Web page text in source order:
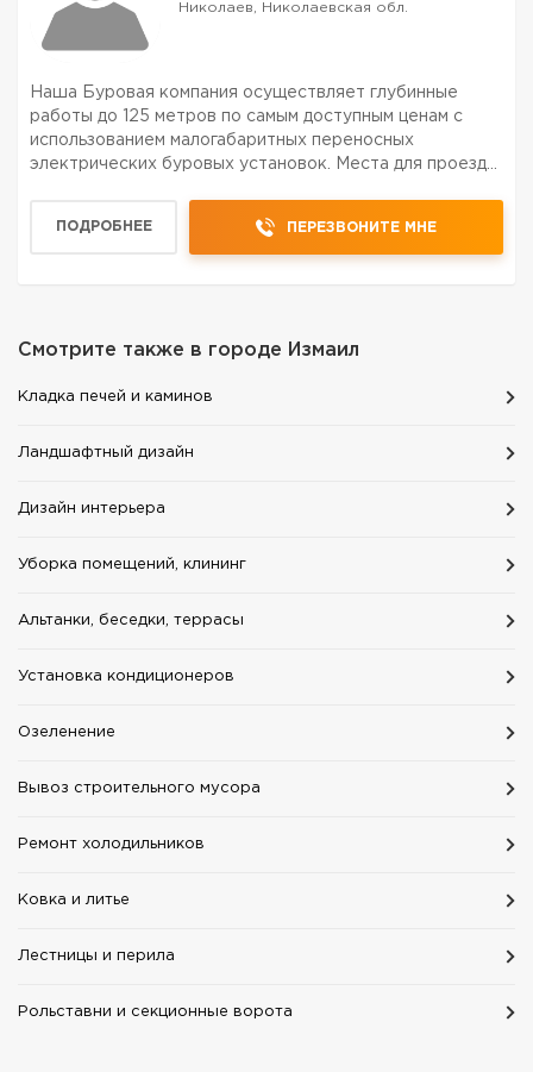
Николаев, Николаевская обл.
Наша Буровая компания осуществляет глубинные
работы до 125 метров по самым доступным ценам с
использованием малогабаритных переносных
электрических буровых установок. Места для проезда
максимально ч...
ПОДРОБНЕЕ ПЕРЕЗВОНИТЕ МНЕ
Смотрите также в городе Измаил
Кладка печей и каминов
Ландшафтный дизайн
Дизайн интерьера
Уборка помещений, клининг
Альтанки, беседки, террасы
Установка кондиционеров
Озеленение
Вывоз строительного мусора
Ремонт холодильников
Ковка и литье
Лестницы и перила
Рольставни и секционные ворота